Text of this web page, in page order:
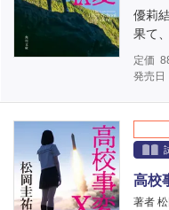
優莉
果て
定価
発売日
高校
著者